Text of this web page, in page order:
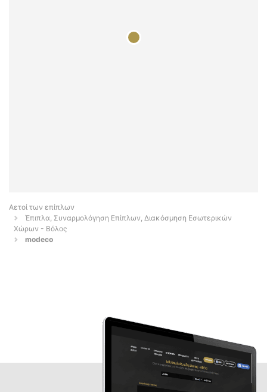
Αετοί των επίπλων
Έπιπλα, Συναρμολόγηση Επίπλων, Διακόσμηση Εσωτερικών
Χώρων - Βόλος
modeco